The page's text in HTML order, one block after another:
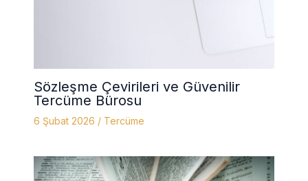
Sözleşme Çevirileri ve Güvenilir
Tercüme Bürosu
6 Şubat 2026 / Tercüme